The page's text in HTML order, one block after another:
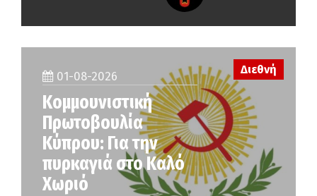
01-08-2026
Κομμουνιστική
Πρωτοβουλία
Κύπρου: Για την
πυρκαγιά στο Καλό
Χωριό
Διεθνή